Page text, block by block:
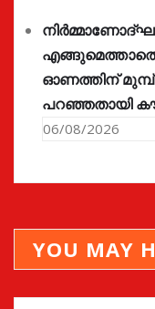
എങ്ങുമെത്താതെ
ഓണത്തിന് മുമ്പ്
പറഞ്ഞതായി
06/08/2026
YOU MAY